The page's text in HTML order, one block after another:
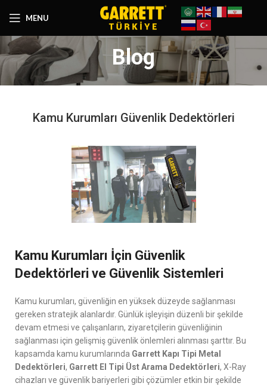
MENU
Blog
Kamu Kurumları Güvenlik Dedektörleri
Kamu Kurumları İçin Güvenlik
Dedektörleri ve Güvenlik Sistemleri
Kamu kurumları, güvenliğin en yüksek düzeyde sağlanması
gereken stratejik alanlardır. Günlük işleyişin düzenli bir şekilde
devam etmesi ve çalışanların, ziyaretçilerin güvenliğinin
sağlanması için gelişmiş güvenlik önlemleri alınması şarttır. Bu
kapsamda kamu kurumlarında Garrett Kapı Tipi Metal
Dedektörleri, Garrett El Tipi Üst Arama Dedektörleri, X-Ray
cihazları ve güvenlik bariyerleri gibi çözümler etkin bir şekilde